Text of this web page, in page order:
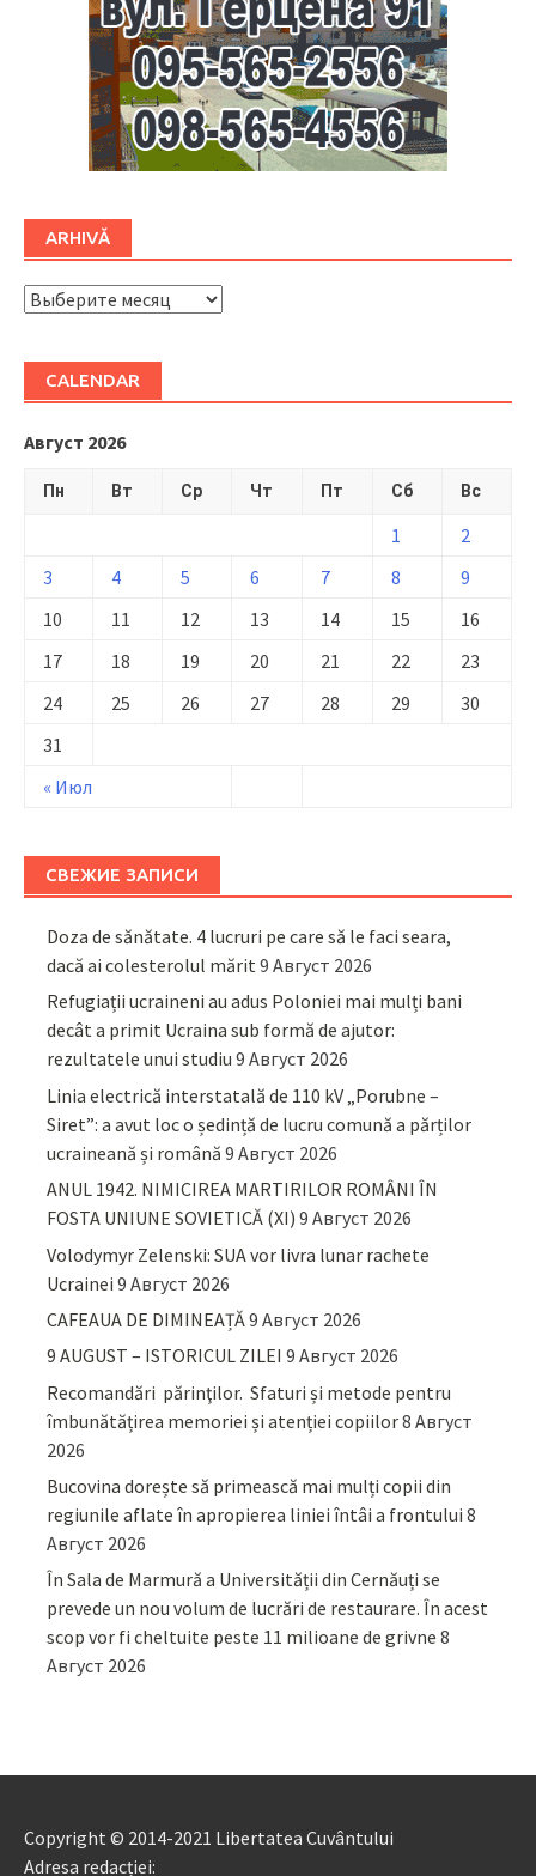
ARHIVĂ
ARHIVĂ
CALENDAR
Август 2026
Пн Вт Ср Чт Пт Сб Вс
« Июл
1
2
3
4 5 6 7 8
9
10
11 12 13 14 15
16
17
18 19 20 21 22
23
24
25 26 27 28 29
30
31
СВЕЖИЕ ЗАПИСИ
Doza de sănătate. 4 lucruri pe care să le faci seara,
dacă ai colesterolul mărit 9 Август 2026
Refugiații ucraineni au adus Poloniei mai mulți bani
decât a primit Ucraina sub formă de ajutor:
rezultatele unui studiu 9 Август 2026
Linia electrică interstatală de 110 kV „Porubne –
Siret”: a avut loc o ședință de lucru comună a părților
ucraineană și română 9 Август 2026
ANUL 1942. NIMICIREA MARTIRILOR ROMÂNI ÎN
FOSTA UNIUNE SOVIETICĂ (XI) 9 Август 2026
Volodymyr Zelenski: SUA vor livra lunar rachete
Ucrainei 9 Август 2026
CAFEAUA DE DIMINEAȚĂ9 Август 2026
9 AUGUST – ISTORICUL ZILEI 9 Август 2026
Recomandări părinţilor. Sfaturi și metode pentru
îmbunătățirea memoriei și atenției copiilor8 Август
2026
Bucovina dorește să primească mai mulți copii din
regiunile aflate în apropierea liniei întâi a frontului 8
Август 2026
În Sala de Marmură a Universității din Cernăuți se
prevede un nou volum de lucrări de restaurare. În acest
scop vor fi cheltuite peste 11 milioane de grivne 8
Август 2026
Copyright © 2014-2021 Libertatea Cuvântului
Adresa redacției: